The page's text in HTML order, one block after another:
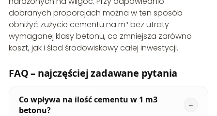
dobranych proporcjach można w ten sposób
obniżyć zużycie cementu na m³ bez utraty
wymaganej klasy betonu, co zmniejsza zarówno
koszt, jak i ślad środowiskowy całej inwestycji.
FAQ – najczęściej zadawane pytania
Co wpływa na ilość cementu w 1 m3
betonu?